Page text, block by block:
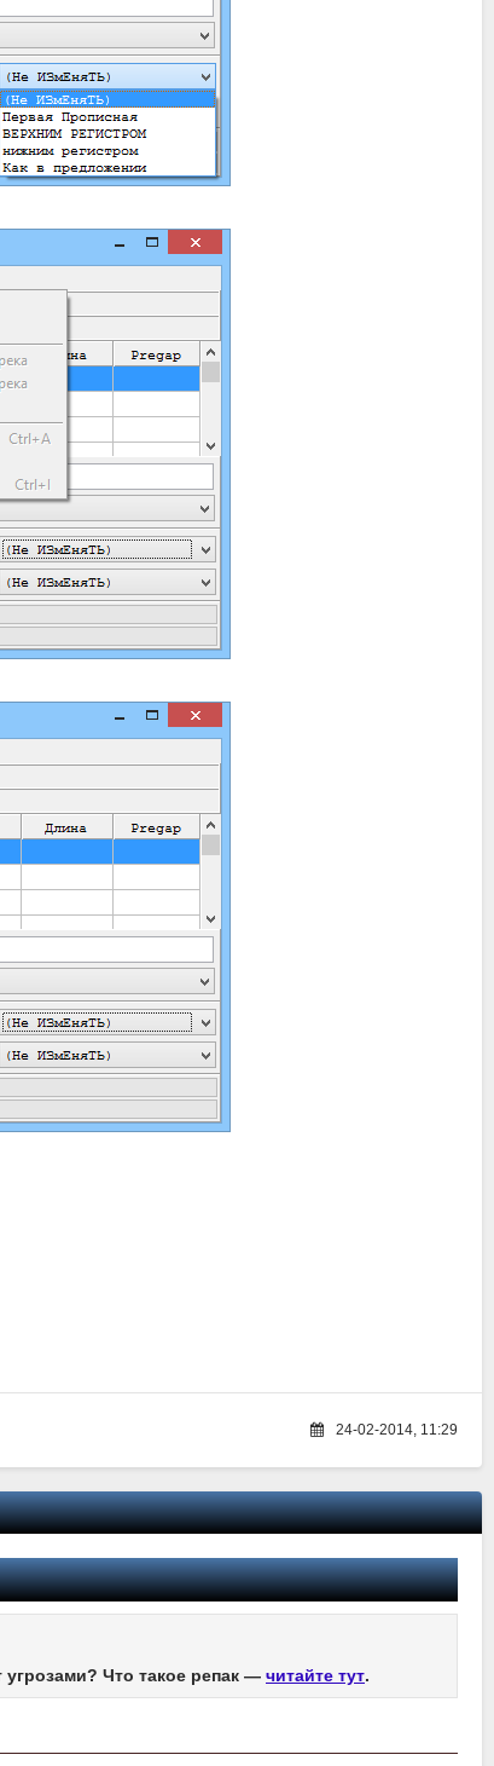
24-02-2014, 11:29
угрозами? Что такое репак — читайте тут.